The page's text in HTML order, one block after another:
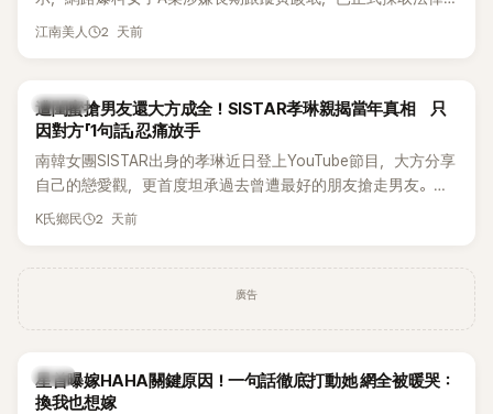
行動。不過，A並未停止發聲，持續透過社群平台公開爆料，反
的錄音內容，而A也首度承認自己過去曾是SHINee、NCT等偶
像團體的「站姐」，事件持續延燒。
江南美人 2 天前
K-POP
遭閨蜜搶男友還大方成全！SISTAR孝琳親揭當年真相 只
因對方「1句話」忍痛放手
南韓女團SISTAR出身的孝琳近日登上YouTube節目，大方分享
自己的戀愛觀，更首度坦承過去曾遭最好的朋友搶走男友。她
表示，當時選擇瀟灑放手，但如果同樣的事情現在再發生，「我
K氏鄉民 2 天前
廣告
韓星
星首曝嫁HAHA關鍵原因！一句話徹底打動她 網全被暖哭：
換我也想嫁